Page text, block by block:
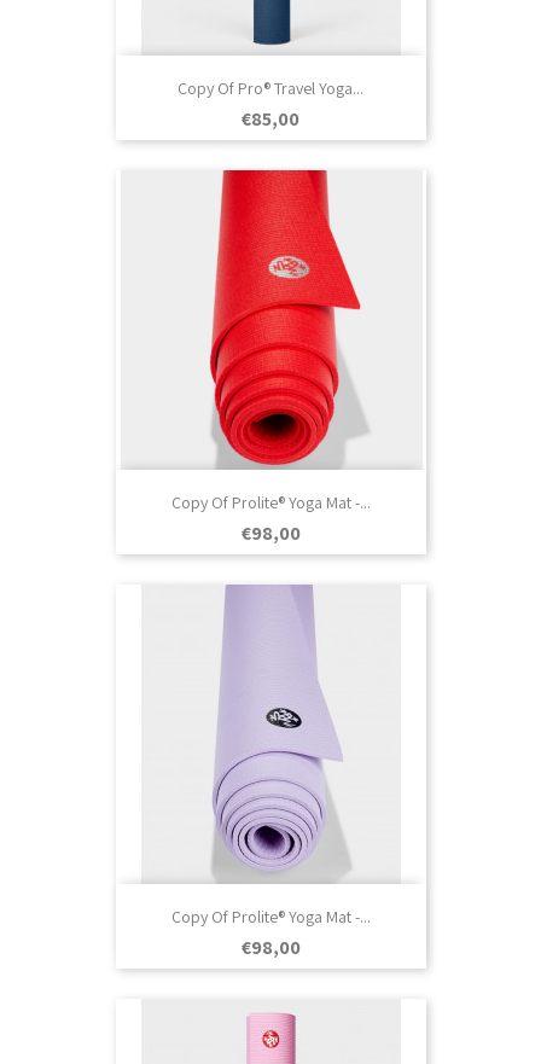
Copy Of Pro® Travel Yoga...
Prezo
€85,00
Copy Of Prolite® Yoga Mat -...
Prezo
€98,00
Copy Of Prolite® Yoga Mat -...
Prezo
€98,00